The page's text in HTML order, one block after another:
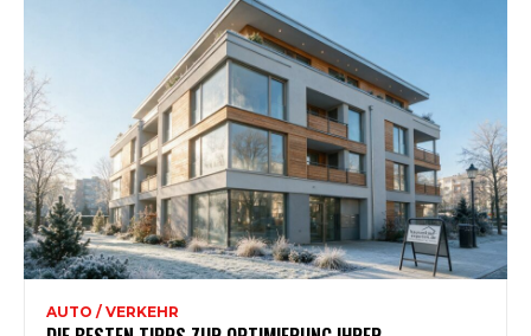
AUTO / VERKEHR